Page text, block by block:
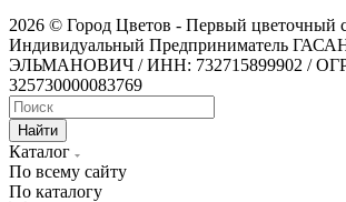
2026 © Город Цветов - Первый цветочный
Индивидуальный Предприниматель
ЭЛЬМАНОВИЧ / ИНН: 732715899902 /
325730000083769
Найти
Каталог
По всему сайту
По каталогу